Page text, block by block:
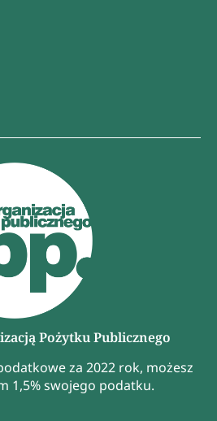
Pożytku Publicznego
za 2022 rok, możesz
1,5% swojego podatku.